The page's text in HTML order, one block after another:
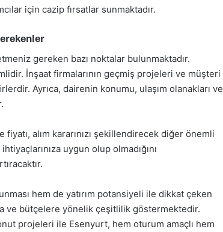
için cazip fırsatlar sunmaktadır.
gereken bazı noktalar bulunmaktadır.
İnşaat firmalarının geçmiş projeleri ve müşteri
Ayrıca, dairenin konumu, ulaşım olanakları ve
fiyatı, alım kararınızı şekillendirecek diğer önemli
uygun olup olmadığını
hem de yatırım potansiyeli ile dikkat çeken
ve bütçelere yönelik çeşitlilik göstermektedir.
projeleri ile Esenyurt, hem oturum amaçlı hem